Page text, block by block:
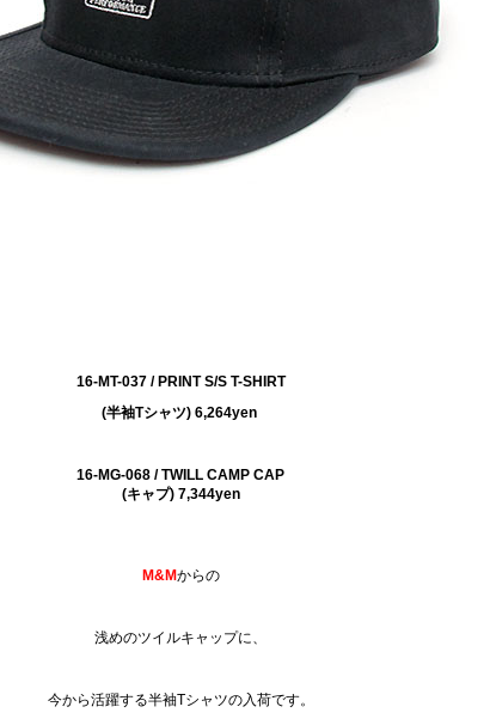
16-MT-037 / PRINT S/S T-SHIRT
(半袖Tシャツ) 6,264yen
16-MG-068 / TWILL CAMP CAP
(キャプ) 7,344yen
M&Mからの
浅めのツイルキャップに、
今から活躍する半袖Tシャツの入荷です。